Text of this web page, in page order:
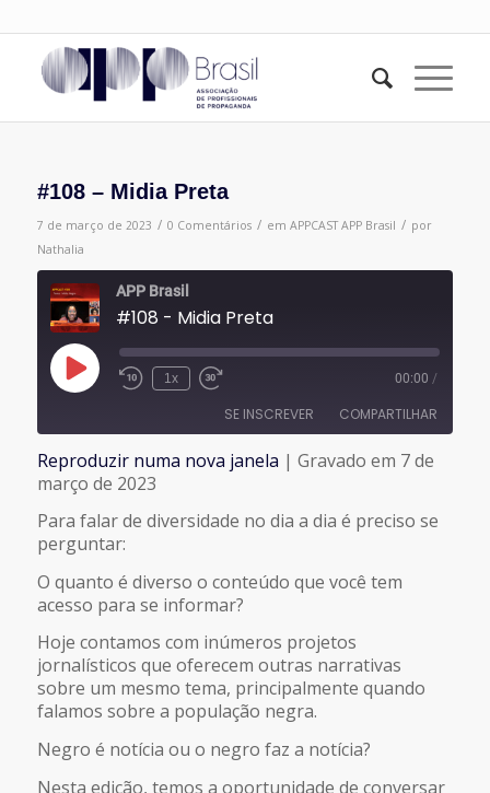
#108 – Midia Preta
7 de março de 2023 / 0 Comentários / em APPCAST APP Brasil / por
Nathalia
APP Brasil
#108 - Midia Preta
Reproduzir
episódio
1x 00:00 /
SE INSCREVER COMPARTILHAR
FEED RSS
COMPARTILHAR
LINK
INCORPORAR
Reproduzir numa nova janela | Gravado em 7 de
março de 2023
Para falar de diversidade no dia a dia é preciso se
perguntar:
O quanto é diverso o conteúdo que você tem
acesso para se informar?
Hoje contamos com inúmeros projetos
jornalísticos que oferecem outras narrativas
sobre um mesmo tema, principalmente quando
falamos sobre a população negra.
Negro é notícia ou o negro faz a notícia?
Nesta edição, temos a oportunidade de conversar